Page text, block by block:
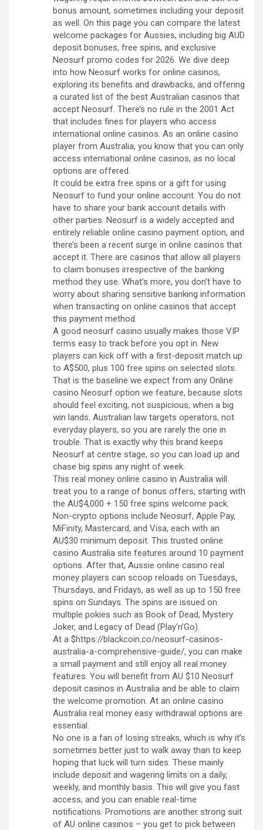
bonus amount, sometimes including your deposit
as well. On this page you can compare the latest
welcome packages for Aussies, including big AUD
deposit bonuses, free spins, and exclusive
Neosurf promo codes for 2026. We dive deep
into how Neosurf works for online casinos,
exploring its benefits and drawbacks, and offering
a curated list of the best Australian casinos that
accept Neosurf. There’s no rule in the 2001 Act
that includes fines for players who access
international online casinos. As an online casino
player from Australia, you know that you can only
access international online casinos, as no local
options are offered.
It could be extra free spins or a gift for using
Neosurf to fund your online account. You do not
have to share your bank account details with
other parties. Neosurf is a widely accepted and
entirely reliable online casino payment option, and
there’s been a recent surge in online casinos that
accept it. There are casinos that allow all players
to claim bonuses irrespective of the banking
method they use. What’s more, you don’t have to
worry about sharing sensitive banking information
when transacting on online casinos that accept
this payment method.
A good neosurf casino usually makes those VIP
terms easy to track before you opt in. New
players can kick off with a first-deposit match up
to A$500, plus 100 free spins on selected slots.
That is the baseline we expect from any Online
casino Neosurf option we feature, because slots
should feel exciting, not suspicious, when a big
win lands. Australian law targets operators, not
everyday players, so you are rarely the one in
trouble. That is exactly why this brand keeps
Neosurf at centre stage, so you can load up and
chase big spins any night of week.
This real money online casino in Australia will
treat you to a range of bonus offers, starting with
the AU$4,000 + 150 free spins welcome pack.
Non-crypto options include Neosurf, Apple Pay,
MiFinity, Mastercard, and Visa, each with an
AU$30 minimum deposit. This trusted online
casino Australia site features around 10 payment
options. After that, Aussie online casino real
money players can scoop reloads on Tuesdays,
Thursdays, and Fridays, as well as up to 150 free
spins on Sundays. The spins are issued on
multiple pokies such as Book of Dead, Mystery
Joker, and Legacy of Dead (Play’n’Go).
At a $https://blackcoin.co/neosurf-casinos-
australia-a-comprehensive-guide/, you can make
a small payment and still enjoy all real money
features. You will benefit from AU $10 Neosurf
deposit casinos in Australia and be able to claim
the welcome promotion. At an online casino
Australia real money easy withdrawal options are
essential.
No one is a fan of losing streaks, which is why it’s
sometimes better just to walk away than to keep
hoping that luck will turn sides. These mainly
include deposit and wagering limits on a daily,
weekly, and monthly basis. This will give you fast
access, and you can enable real-time
notifications. Promotions are another strong suit
of AU online casinos – you get to pick between